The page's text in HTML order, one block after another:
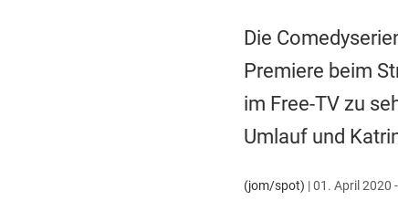
Die
Premiere beim
im Free-TV zu
Umlauf und
(jom/spot) |01. April 2020